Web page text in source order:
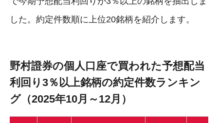
した。約定件数順に上位20銘柄を紹介します。
野村證券の個人口座で買われた予想配当
利回り3％以上銘柄の約定件数ランキン
グ（2025年10月～12月）